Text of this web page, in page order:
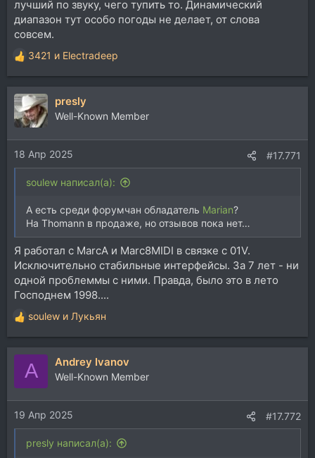
лучший по звуку, чего тупить то. Динамический
диапазон тут особо погоды не делает, от слова
совсем.
Р
е
а
к
ц
и
и
:
3421 и Electradeep
presly
Well-Known Member
18 Апр 2025 #17.771
soulew написал(а):
А есть среди форумчан обладатель Marian?
На Thomann в продаже, но отзывов пока нет…
Я работал с MarcA и Marc8MIDI в связке с 01V.
Исключительно стабильные интерфейсы. За 7 лет - ни
одной проблеммы с ними. Правда, было это в лето
Господнем 1998....
Р
е
а
и
и
:
soulew и Лукьян
A Andrey Ivanov
Well-Known Member
19 Апр 2025 #17.772
presly написал(а):